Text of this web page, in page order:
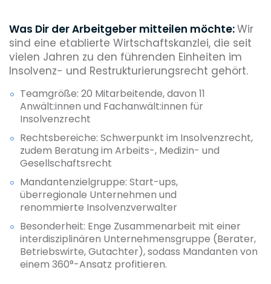
Was Dir der Arbeitgeber mitteilen möchte:Wir
sind eine etablierte Wirtschaftskanzlei, die seit
vielen Jahren zu den führenden Einheiten im
Insolvenz- und Restrukturierungsrecht gehört.
Teamgröße: 20 Mitarbeitende, davon 11
Anwält:innen und Fachanwält:innen für
Insolvenzrecht
Rechtsbereiche: Schwerpunkt im Insolvenzrecht,
zudem Beratung im Arbeits-, Medizin- und
Gesellschaftsrecht
Mandantenzielgruppe: Start-ups,
überregionale Unternehmen und
renommierte Insolvenzverwalter
Besonderheit: Enge Zusammenarbeit mit einer
interdisziplinären Unternehmensgruppe (Berater,
Betriebswirte, Gutachter), sodass Mandanten von
einem 360°-Ansatz profitieren.